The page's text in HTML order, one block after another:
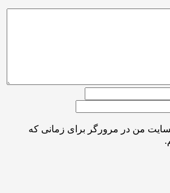
من در مرورگر برای زمانی که